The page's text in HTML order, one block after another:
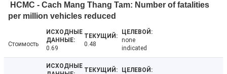
HCMC - Cach Mang Thang Tam: Number of fatalities
per million vehicles reduced
Стоимость
0.69
0.48
none
indicated